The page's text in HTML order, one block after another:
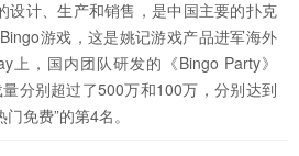
设计、生产和销售，是中国主要的扑克
游戏，这是姚记游戏产品进军海外
上，国内团队研发的《Bingo Party》
量分别超过了500万和100万，分别达到
免费”的第4名。